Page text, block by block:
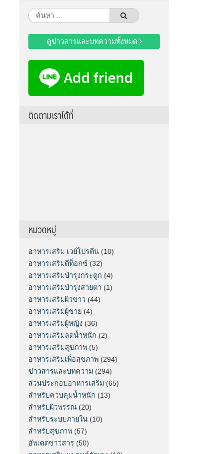
ค้นหา
สำหรับ:
ดูข่าวสารและบทความทั้งหมด
ติดตามเราได้ที่
หมวดหมู่
อาหารเสริม เวย์โปรตีน (10)
อาหารเสริมดีท็อกซ์ (32)
อาหารเสริมบำรุงกระดูก (4)
อาหารเสริมบำรุงสายตา (1)
อาหารเสริมผิวขาว (44)
อาหารเสริมผู้ชาย (4)
อาหารเสริมผู้หญิง (36)
อาหารเสริมลดน้ำหนัก (2)
อาหารเสริมสุขภาพ (5)
อาหารเสริมเพื่อสุขภาพ (294)
ข่าวสารและบทความ (294)
ส่วนประกอบอาหารเสริม (65)
สำหรับควบคุมน้ำหนัก (13)
สำหรับผิวพรรณ (20)
สำหรับระบบภายใน (10)
สำหรับสุขภาพ (57)
อัพเดตข่าวสาร (50)